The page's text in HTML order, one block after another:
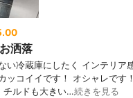
洒落
い冷蔵庫にしたく インテリア
ッコイイです！ オシャレです
チルドも大きい…続きを見る